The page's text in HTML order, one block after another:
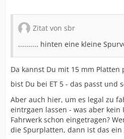
Zitat von sbr
.......... hinten eine kleine
Da kannst Du mit 15 mm Platten
bist Du bei ET 5 - das passt und
Aber auch hier, um es legal zu
eintrgaen lassen - was aber kein
Fahrwerk schon eingetragen?
die Spurplatten, dann ist das ein